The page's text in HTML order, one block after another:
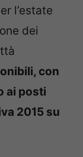
l’estate
dei
con
ai posti
2015 su